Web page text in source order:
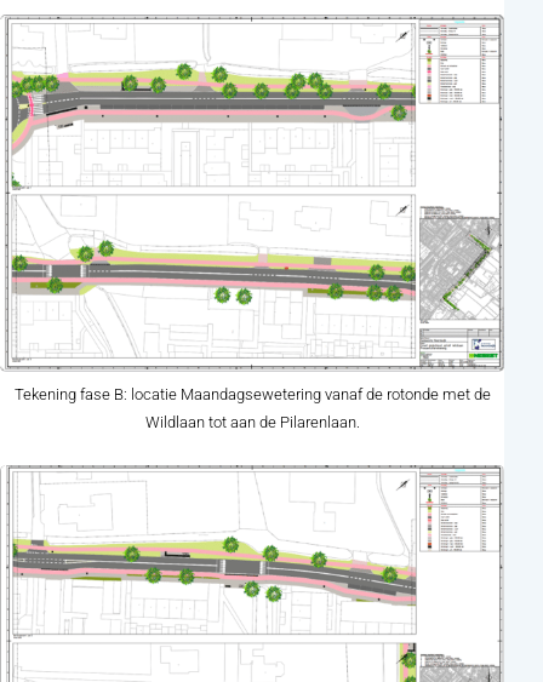
Tekening fase B: locatie Maandagsewetering vanaf de rotonde met de
Wildlaan tot aan de Pilarenlaan.